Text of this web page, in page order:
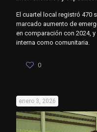
El cuartel local registró 470
marcado aumento de
en comparación con 2024,
interna como comunitaria.
0
enero 3, 2026